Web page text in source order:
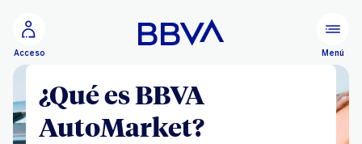
Acceso Menú
¿Qué es BBVA
AutoMarket?